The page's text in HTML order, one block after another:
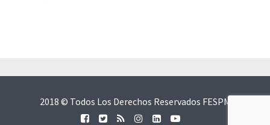
2018 © Todos Los Derechos Reservados FESPM